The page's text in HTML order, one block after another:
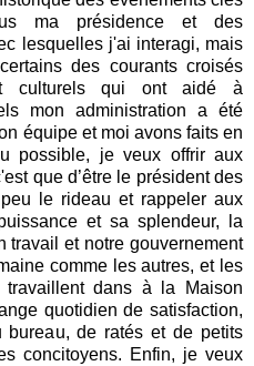
ma présidence et des
lesquelles j'ai interagi, mais
des courants croisés
culturels qui ont aidé à
mon administration a été
équipe et moi avons faits en
possible, je veux offrir aux
que d’être le président des
le rideau et rappeler aux
et sa splendeur, la
travail et notre gouvernement
comme les autres, et les
dans à la Maison
quotidien de satisfaction,
bureau, de ratés et de petits
concitoyens. Enfin, je veux